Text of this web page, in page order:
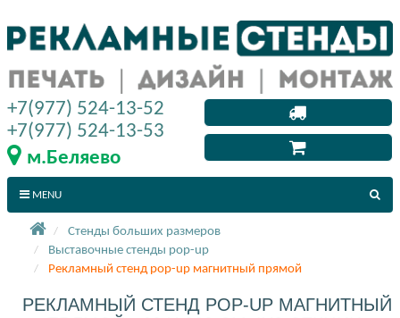
Стенды больших размеров
Выставочные стенды pop-up
Рекламный стенд pop-up магнитный прямой
РЕКЛАМНЫЙ СТЕНД POP-UP МАГНИТНЫЙ
+7(977) 524-13-52
+7(977) 524-13-53
м.Беляево
MENU